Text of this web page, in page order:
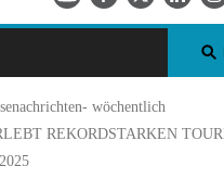
Arabic
Italian
WÖCHENTLICH
wöchentlich
REKORDSTARKEN